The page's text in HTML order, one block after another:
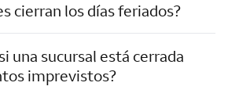
cierran los días feriados?
una sucursal está cerrada
imprevistos?